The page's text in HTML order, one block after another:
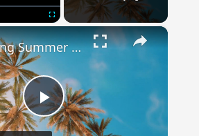
×
Play
Avoiding Summer Skincare Mistakes: Common Pitfalls to Watch Out For